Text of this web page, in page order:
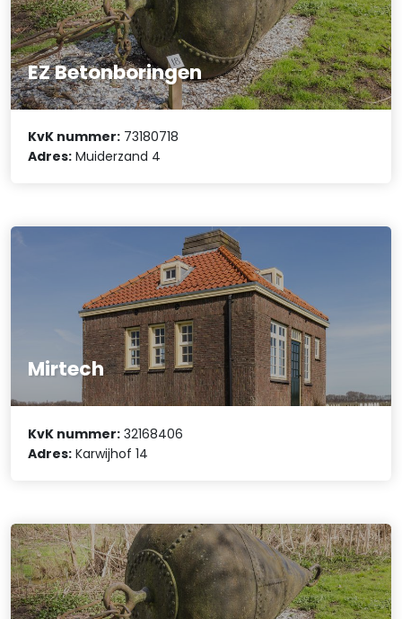
EZ Betonboringen
KvK nummer: 73180718
Adres: Muiderzand 4
Mirtech
KvK nummer: 32168406
Adres: Karwijhof 14